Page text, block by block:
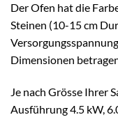
Der Ofen hat die
Steinen (10-15 cm
Dimensionen
Je nach Grösse Ihrer
Ausführung 4.5 kW,